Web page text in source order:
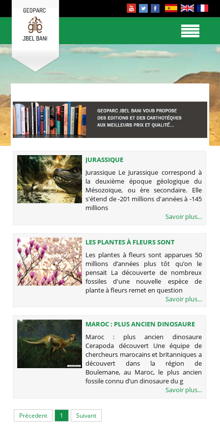
JURASSIQUE
Jurassique Le Jurassique correspond à
la deuxième époque géologique du
Mésozoïque, ou ère secondaire. Elle
s'étend de -201 millions d'années à -145
millions
Savoir plus...
LES PLANTES À FLEURS SONT
APPARUES 50 MILLIONS D’ANNÉES
PLUS TÔT QU’ON LE PENSAIT
Les plantes à fleurs sont apparues 50
millions d’années plus tôt qu’on le
pensait La découverte de nombreux
fossiles d'une nouvelle espèce de
plante à fleurs remet en question
Savoir plus...
MAROC : PLUS ANCIEN DINOSAURE
CERAPODA DÉCOUVERT
Maroc : plus ancien dinosaure
Cerapoda découvert Une équipe de
chercheurs marocains et britanniques a
découvert dans la région de
Boulemane, au Maroc, le plus ancien
fossile connu d’un dinosaure du g
Savoir plus...
Précedent 1 Suivant